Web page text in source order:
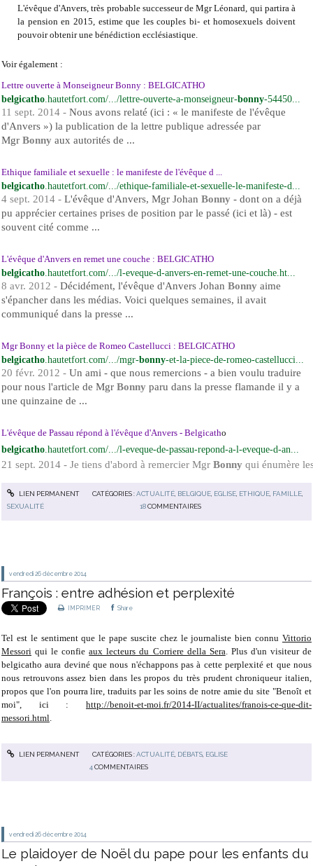
L'évêque d'Anvers, très probable successeur de Mgr Léonard, qui partira à
la pension en 2015, estime que les couples bi- et homosexuels doivent
pouvoir obtenir une bénédiction ecclésiastique.
Voir également :
Lettre ouverte à Monseigneur Bonny : BELGICATHO
belgicatho.hautetfort.com/.../lettre-ouverte-a-monseigneur-bonny-54450...
11 sept. 2014 - Nous avons relaté (ici : « le manifeste de l'évêque
d'Anvers ») la publication de la lettre publique adressée par
Mgr Bonny aux autorités de ...
Ethique familiale et sexuelle : le manifeste de l'évêque d ...
belgicatho.hautetfort.com/.../ethique-familiale-et-sexuelle-le-manifeste-d...
4 sept. 2014 - L'évêque d'Anvers, Mgr Johan Bonny - dont on a déjà
pu apprécier certaines prises de position par le passé (ici et là) - est
souvent cité comme ...
L'évêque d'Anvers en remet une couche : BELGICATHO
belgicatho.hautetfort.com/.../l-eveque-d-anvers-en-remet-une-couche.ht...
8 avr. 2012 - Décidément, l'évêque d'Anvers Johan Bonny aime
s'épancher dans les médias. Voici quelques semaines, il avait
communiqué dans la presse ...
Mgr Bonny et la pièce de Romeo Castellucci : BELGICATHO
belgicatho.hautetfort.com/.../mgr-bonny-et-la-piece-de-romeo-castellucci...
20 févr. 2012 - Un ami - que nous remercions - a bien voulu traduire
pour nous l'article de Mgr Bonny paru dans la presse flamande il y a
une quinzaine de ...
L'évêque de Passau répond à l'évêque d'Anvers - Belgicatho
belgicatho.hautetfort.com/.../l-eveque-de-passau-repond-a-l-eveque-d-an...
21 sept. 2014 - Je tiens d'abord à remercier Mgr Bonny qui énumère
LIEN PERMANENT CATÉGORIES :ACTUALITÉ, BELGIQUE, EGLISE, ETHIQUE, FAMILLE,
SEXUALITÉ
18 COMMENTAIRES
vendredi 26 décembre 2014
François : entre adhésion et perplexité
IMPRIMER Share
Tel est le sentiment que le pape suscite chez le journaliste bien connu Vittorio
Messori qui le confieaux lecteurs du Corriere della Sera. Plus d'un visiteur de
belgicatho aura deviné que nous n'échappons pas à cette perplexité et que nous
nous retrouvons assez bien dans les propos du très prudent chroniqueur italien,
propos que l'on pourra lire, traduits par les soins de notre amie du site "Benoît et
moi", ici : http://benoit-et-moi.fr/2014-II/actualites/franois-ce-que-dit-
messori.html.
LIEN PERMANENT CATÉGORIES :ACTUALITÉ, DÉBATS, EGLISE
4 COMMENTAIRES
vendredi 26 décembre 2014
Le plaidoyer de Noël du pape pour les enfants du